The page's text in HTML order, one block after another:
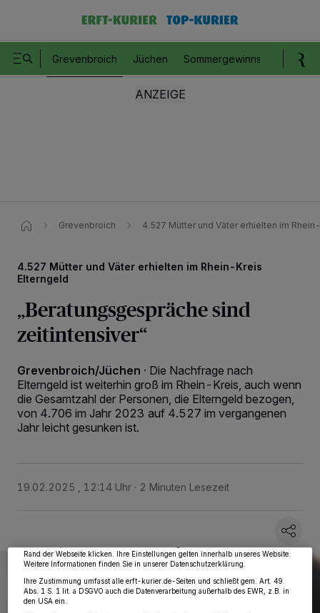
Grevenbroich Jüchen Sommergewinnspiel
Grevenbroich 4.527 Mütter und Väter erhielten im
4.527 Mütter und Väter erhielten im Rhein-Kreis
Elterngeld
„Beratungsgespräche sind
zeitintensiver“
Grevenbroich/Jüchen · Die Nachfrage nach
Elterngeld ist weiterhin groß im Rhein-Kreis, auch wenn
die Gesamtzahl der Personen, die Elterngeld bezogen,
von 4.706 im Jahr 2023 auf 4.527 im vergangenen
Jahr leicht gesunken ist.
19.02.2025 , 12:14 Uhr 2 Minuten Lesezeit
wie Browserdaten oder eindeutige Kennungen auf Ihrem Gerät zu. Durch Auswahl
von OK aktivieren Sie Tracking-Technologien für die unter „Wir und unsere
Rand der Webseite klicken. Ihre Einstellungen gelten innerhalb unseres Website.
Weitere Informationen finden Sie in unserer Datenschutzerklärung.
Ihre Zustimmung umfasst alle erft-kurier.de-Seiten und schließt gem. Art. 49
Abs. 1 S. 1 lit. a DSGVO auch die Datenverarbeitung außerhalb des EWR, z.B. in
den USA ein.